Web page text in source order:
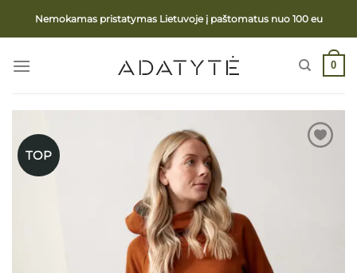
Nemokamas pristatymas Lietuvoje į paštomatus nuo 100 eu
0
TOP